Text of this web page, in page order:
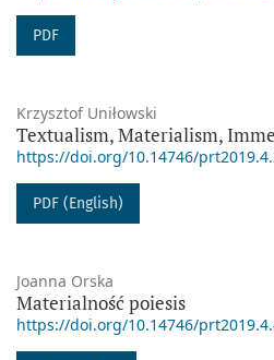
PDF
Krzysztof Uniłowski
Textualism, Materialism,
https://doi.org/10.14746/
PDF (English)
Joanna Orska
Materialność poiesis
https://doi.org/10.14746/